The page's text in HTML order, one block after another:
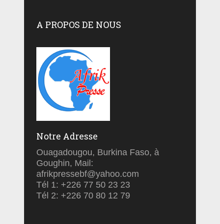
A PROPOS DE NOUS
Notre Adresse
Ouagadougou, Burkina Faso, à
Goughin, Mail:
afrikpressebf@yahoo.com
Tél 1: +226 77 50 23 23
Tél 2: +226 70 80 12 79